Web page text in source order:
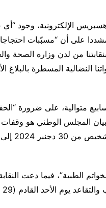
الإلكترونية، وجود
على أن “مسبّبات
من لدن وزارة الصحة
النضالية المسطرة بالبلاغ
متوالية، على ضرورة
المجلس الوطني هو وقفات
الطبية”، فيما دعت
يوم الأحد القادم (29 دجنبر)”.